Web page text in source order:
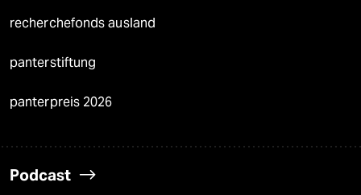
recherchefonds ausland
panterstiftung
panterpreis 2026
Podcast